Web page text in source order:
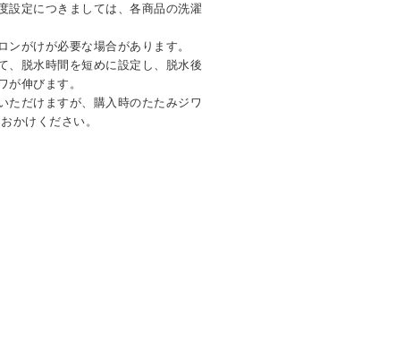
設定につきましては、各商品の洗濯
がけが必要な場合があります。
、脱水時間を短めに設定し、脱水後
が伸びます。
だけますが、購入時のたたみジワ
かけください。